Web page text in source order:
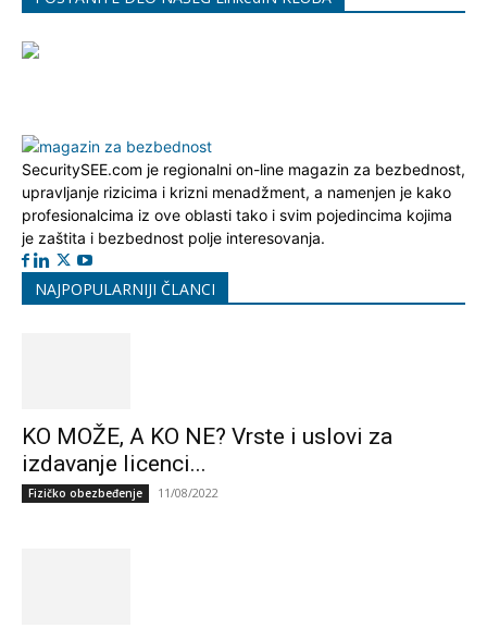
SecuritySEE.com je regionalni on-line magazin za bezbednost,
upravljanje rizicima i krizni menadžment, a namenjen je kako
profesionalcima iz ove oblasti tako i svim pojedincima kojima
je zaštita i bezbednost polje interesovanja.
NAJPOPULARNIJI ČLANCI
KO MOŽE, A KO NE? Vrste i uslovi za
izdavanje licenci...
Fizičko obezbeđenje 11/08/2022